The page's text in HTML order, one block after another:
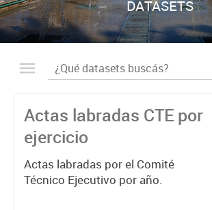
DATASETS
Actas labradas CTE por
ejercicio
Actas labradas por el Comité
Técnico Ejecutivo por año.